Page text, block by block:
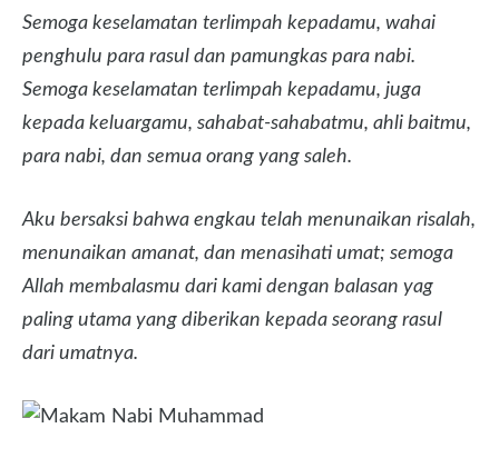
Semoga keselamatan terlimpah kepadamu, wahai
penghulu para rasul dan pamungkas para nabi.
Semoga keselamatan terlimpah kepadamu, juga
kepada keluargamu, sahabat-sahabatmu, ahli baitmu,
para nabi, dan semua orang yang saleh.
Aku bersaksi bahwa engkau telah menunaikan risalah,
menunaikan amanat, dan menasihati umat; semoga
Allah membalasmu dari kami dengan balasan yag
paling utama yang diberikan kepada seorang rasul
dari umatnya.